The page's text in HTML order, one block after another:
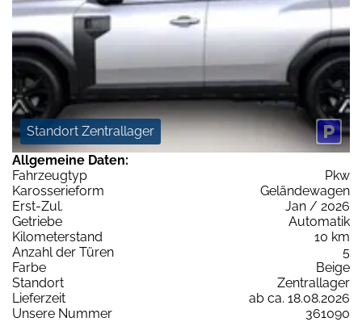
Standort Zentrallager
Allgemeine Daten:
Fahrzeugtyp
Pkw
Karosserieform
Geländewagen
Erst-Zul.
Jan / 2026
Getriebe
Automatik
Kilometerstand
10 km
Anzahl der Türen
5
Farbe
Beige
Standort
Zentrallager
Lieferzeit
ab ca. 18.08.2026
Unsere Nummer
361090